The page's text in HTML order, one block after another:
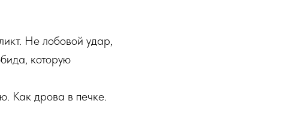
Не лобовой удар,
которую
Как дрова в печке.